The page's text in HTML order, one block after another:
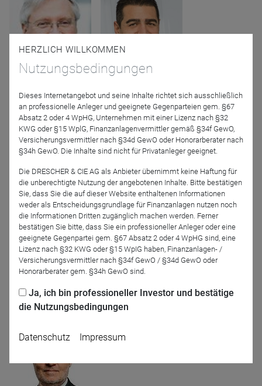
AGATHON CAPITAL
GmbH
Metzler Capital Markets
für AGATHON CAPITAL
GmbH
Achim Walder
Metzler Capital Markets
für AGATHON CAPITAL
Moderation
HERZLICH WILLKOMMEN
Nutzungsbedingungen
Dieses Internetangebot und seine Inhalte richtet sich ausschließlich
an professionelle Anleger und geeignete Gegenparteien gem. §67
Absatz 2 oder 4 WpHG, Unternehmen mit einer Lizenz nach §32
KWG oder §15 WplG, Finanzanlagenvermittler gemäß §34f GewO,
Versicherungsvermittler nach §34d GewO oder Honorarberater nach
§34h GewO. Die Inhalte sind nicht für Privatanleger geeignet.
Die DRESCHER & CIE AG als Anbieter übernimmt keine Haftung für
die unberechtigte Nutzung der angebotenen Inhalte. Bitte bestätigen
Sie, dass Sie die auf dieser Website enthaltenen Informationen
weder als Entscheidungsgrundlage für Finanzanlagen nutzen noch
die Informationen Dritten zugänglich machen werden. Ferner
bestätigen Sie bitte, dass Sie ein professioneller Anleger oder eine
geeignete Gegenpartei gem. §67 Absatz 2 oder 4 WpHG sind, eine
Lizenz nach §32 KWG oder §15 WpIG haben, Finanzanlagen- /
Versicherungsvermittler nach §34f GewO / §34d GewO oder
Honorarberater gem. §34h GewO sind.
Ja, ich bin professioneller Investor und bestätige
die Nutzungsbedingungen
Datenschutz Impressum